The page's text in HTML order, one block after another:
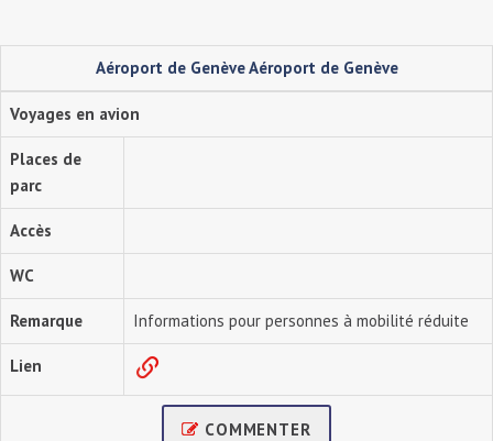
Aéroport de Genève Aéroport de Genève
Voyages en avion
Places de
parc
Accès
WC
Remarque Informations pour personnes à mobilité réduite
Lien
COMMENTER